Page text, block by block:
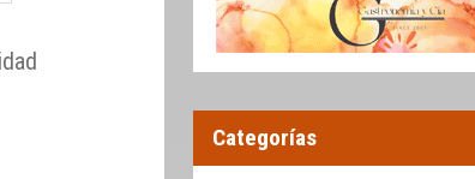
Categorías